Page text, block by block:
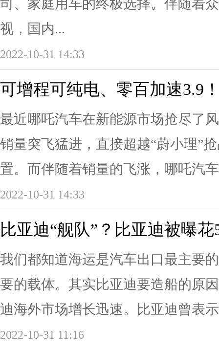
司、家庭用车的终极选择。伴随着
视，国内...
2022-10-31 14:33
可增程可纯电、零百加速3.9
最近哪吒汽车在新能源市场抢尽了
销量突飞猛进，直接超越“蔚小理”
置。而伴随着销量的飞涨，哪吒汽
2022-10-31 14:33
比亚迪“舰队”？比亚迪被曝
我们都知道海运是汽车出口最主要
要的载体。其实比亚迪要造船的原
迪海外市场增长迅速。比亚迪曾表
2022-10-31 11:16